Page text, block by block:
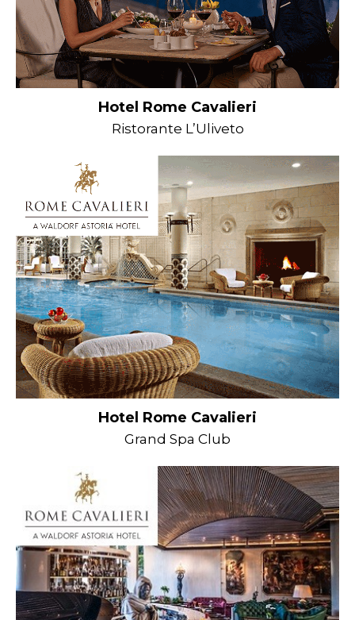
Hotel Rome Cavalieri
Ristorante L’Uliveto
Hotel Rome Cavalieri
Grand Spa Club